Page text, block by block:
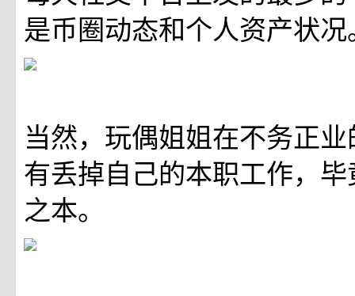
是币圈动态和个人资产状况
当然，玩偶姐姐在不务正
有丢掉自己的本职工作，
之本。